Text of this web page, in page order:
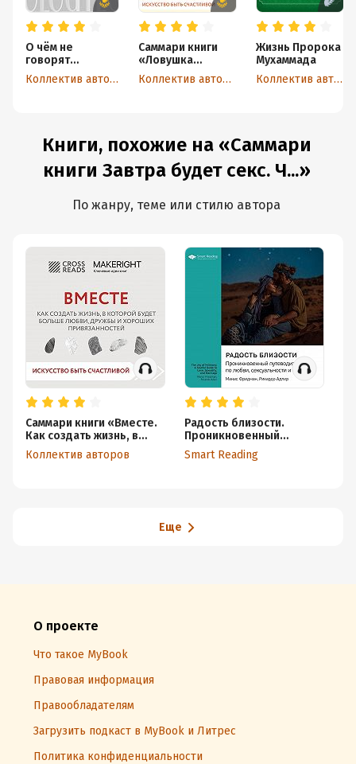
О чём не
говорят
мужчины, или
Что мужчины
Коллектив авторов
Саммари книги
«Ловушка
счастья.
Перестаем
Коллектив авторов
Жизнь Пророка
Мухаммада
Коллектив авторов
Книги, похожие на «Саммари
книги Завтра будет секс. Ч...»
По жанру, теме или стилю автора
Саммари книги «Вместе.
Как создать жизнь, в
которой будет больше
любви, дружбы и
Коллектив авторов
Радость близости.
Проникновенный
путеводитель по любви,
сексуальности и браку.
Smart Reading
Еще
О проекте
Что такое MyBook
Правовая информация
Правообладателям
Загрузить подкаст в MyBook и Литрес
Политика конфиденциальности